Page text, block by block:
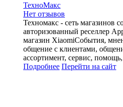
ТехноМакс
Нет отзывов
Техномакс - сеть магазинов
авторизованный реселлер
магазин XiaomiСобытия,
общение с клиентами,
ассортимент, сервис,
Подробнее Перейти на сайт